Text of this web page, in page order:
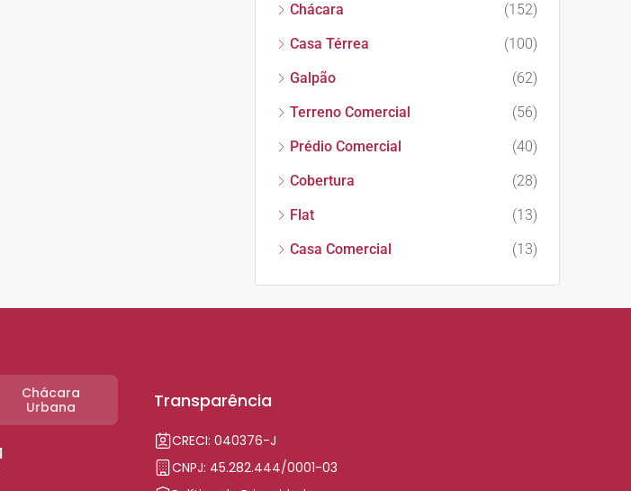
Chácara
(152)
Casa Térrea
(100)
Galpão
(62)
Terreno Comercial
(56)
Prédio Comercial
(40)
Cobertura
(28)
Flat
(13)
Casa Comercial
(13)
Chácara
Urbana
Transparência
CRECI: 040376-J
CNPJ: 45.282.444/0001-03